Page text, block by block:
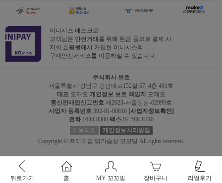
뒤로가기 홈 MY 꼬꼬빌 장바구니 리얼후기
이니시스 에스크로
고객님은 안전거래를 위해 현금 등으로 결제 시
저희 쇼핑몰에서 가입한 이니시스의
구매안전서비스를 이용하실 수 있습니다.
주식회사 유호
서울특별시 강남구 강남대로152길 67, 4층 401호
대표오재오 개인정보 보호 책임자오재오
통신판매업신고번호제2023-서울강남-02999호
사업자 등록번호392-81-00816 [사업자정보확인]
전화1644-8308 팩스02-588-8310
이용약관
개인정보처리방침
Copyright © 프리미엄 닭가슴살 꼬꼬빌 All rights reserved.